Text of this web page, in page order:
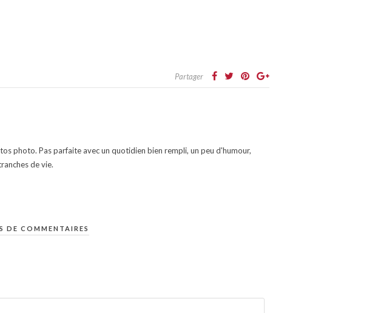
Partager
photo. Pas parfaite avec un quotidien bien rempli, un peu d'humour,
de vie.
DE COMMENTAIRES